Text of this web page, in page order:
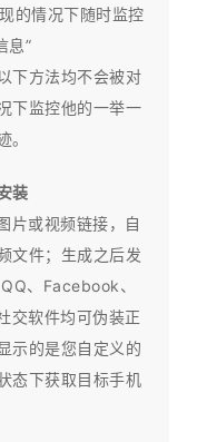
的情况下随时监控
息”
下方法均不会被对
下监控他的一举一
。
装
片或视频链接，自
文件；生成之后发
、Facebook、
交软件均可伪装正
示的是您自定义的
态下获取目标手机